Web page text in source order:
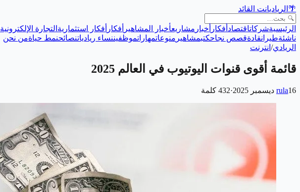
🌴 الرياديانت القائد
الرئيسيةشركاتاقتصاد أفكار أخبار مشاريعأخبار المشاهير أفكار أفكار استثمارية التجارة الإلكترونية
ناشئةطيرانقادةقصص نجاحكتبمشاهير منوعاتمهاراتموظفيننساء ريادياتنصائحنمط حياةمن نحن
الريادي/ انترنت
قائمة أقوى قنوات اليوتيوب في العالم 2025
rula16 ديسمبر 2025 ·
432 كلمة